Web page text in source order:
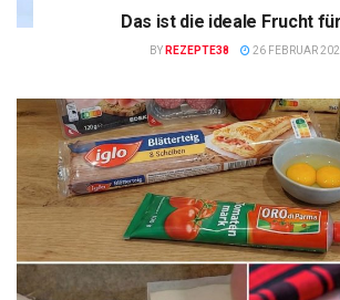
Das ist die ideale Frucht
BY REZEPTE38 26 FEBRUAR